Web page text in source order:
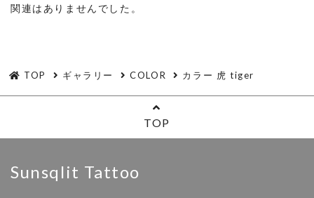
関連はありませんでした。
TOP ギャラリー COLOR カラー 虎 tiger
TOP
Sunsqlit Tattoo